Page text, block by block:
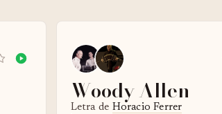
Woody Allen
Letra de Horacio Ferrer